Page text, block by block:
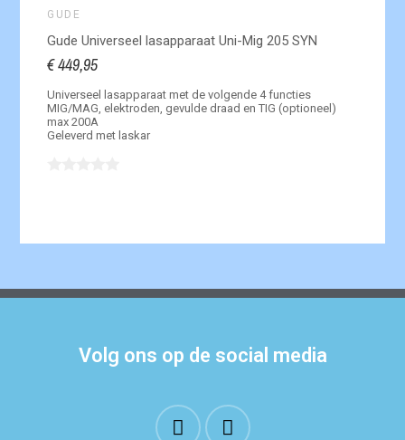
GUDE
Gude Universeel lasapparaat Uni-Mig 205 SYN
€ 449,95
Universeel lasapparaat met de volgende 4 functies
MIG/MAG, elektroden, gevulde draad en TIG (optioneel)
max 200A
Geleverd met laskar
Volg ons op de social media